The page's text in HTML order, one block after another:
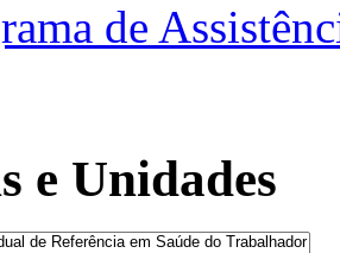
de
e Unidades